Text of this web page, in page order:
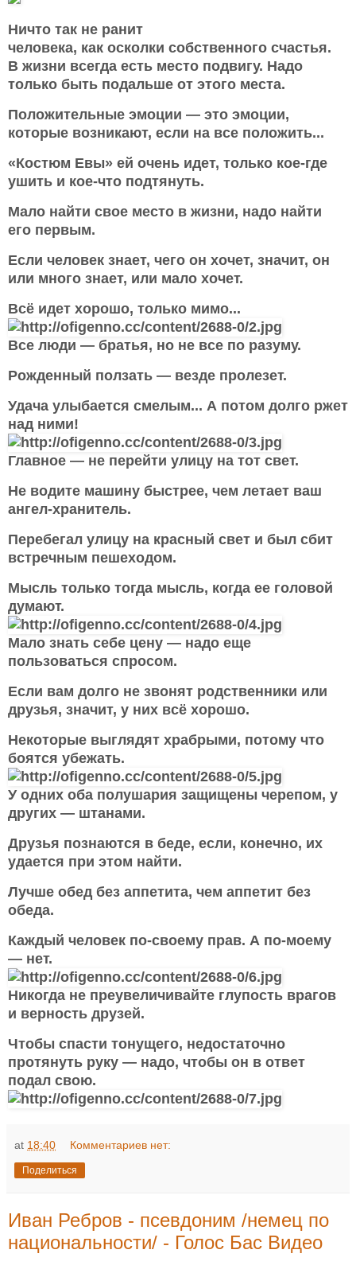
Ничто так не ранит
человека, как осколки собственного счастья.
В жизни всегда есть место подвигу. Надо
только быть подальше от этого места.
Положительные эмоции — это эмоции,
которые возникают, если на все положить...
«Костюм Евы» ей очень идет, только кое-где
ушить и кое-что подтянуть.
Мало найти свое место в жизни, надо найти
его первым.
Если человек знает, чего он хочет, значит, он
или много знает, или мало хочет.
Всё идет хорошо, только мимо...
Все люди — братья, но не все по разуму.
Рожденный ползать — везде пролезет.
Удача улыбается смелым... А потом долго ржет
над ними!
Главное — не перейти улицу на тот свет.
Не водите машину быстрее, чем летает ваш
ангел-хранитель.
Перебегал улицу на красный свет и был сбит
встречным пешеходом.
Мысль только тогда мысль, когда ее головой
думают.
Мало знать себе цену — надо еще
пользоваться спросом.
Если вам долго не звонят родственники или
друзья, значит, у них всё хорошо.
Некоторые выглядят храбрыми, потому что
боятся убежать.
У одних оба полушария защищены черепом, у
других — штанами.
Друзья познаются в беде, если, конечно, их
удается при этом найти.
Лучше обед без аппетита, чем аппетит без
обеда.
Каждый человек по-своему прав. А по-моему
— нет.
Никогда не преувеличивайте глупость врагов
и верность друзей.
Чтобы спасти тонущего, недостаточно
протянуть руку — надо, чтобы он в ответ
подал свою.
at 18:40 Комментариев нет:
Поделиться
Иван Ребров - псевдоним /немец по
национальности/ - Голос Бас Видео